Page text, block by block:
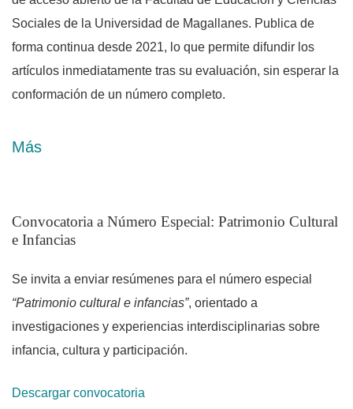
Sociales de la Universidad de Magallanes. Publica de
forma continua desde 2021, lo que permite difundir los
artículos inmediatamente tras su evaluación, sin esperar la
conformación de un número completo.
así como reseñas. Los manuscritos se reciben en español
doble ciego.
Más
Avisos
Convocatoria a Número Especial: Patrimonio Cultural
e Infancias
Se invita a enviar resúmenes para el número especial
“Patrimonio cultural e infancias”, orientado a
investigaciones y experiencias interdisciplinarias sobre
infancia, cultura y participación.
Descargar convocatoria